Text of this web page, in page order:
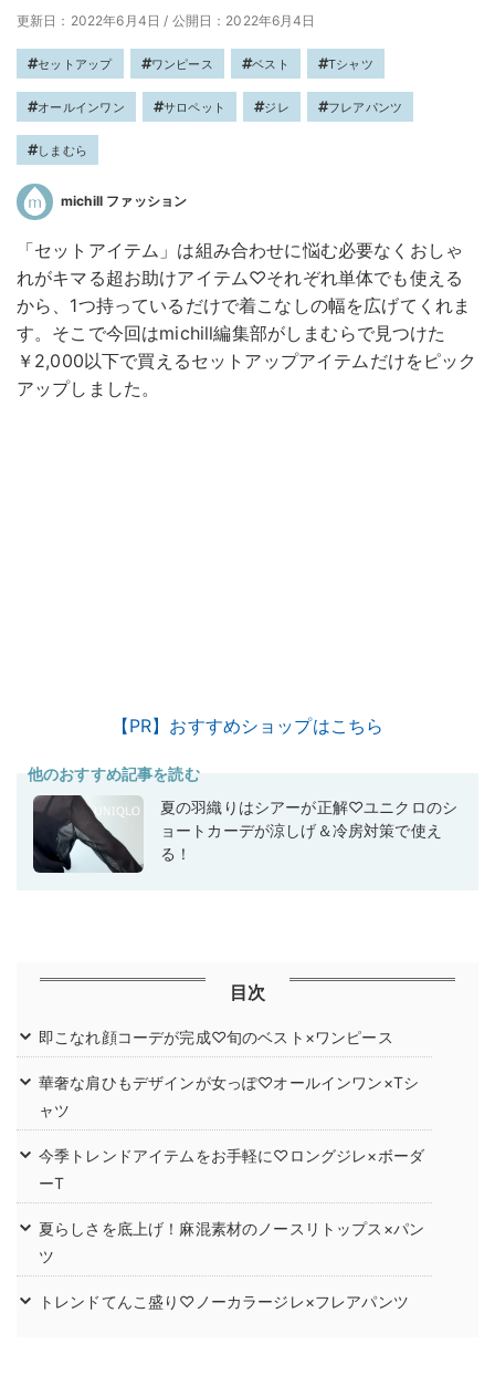
更新日：2022年6月4日 / 公開日：2022年6月4日
セットアップ ワンピース ベスト Tシャツ
オールインワン サロペット ジレ フレアパンツ
しまむら
michill ファッション
「セットアイテム」は組み合わせに悩む必要なくおしゃ
れがキマる超お助けアイテム♡それぞれ単体でも使える
から、1つ持っているだけで着こなしの幅を広げてくれま
す。そこで今回はmichill編集部がしまむらで見つけた
￥2,000以下で買えるセットアップアイテムだけをピック
アップしました。
【PR】おすすめショップはこちら
他のおすすめ記事を読む
夏の羽織りはシアーが正解♡ユニクロのシ
ョートカーデが涼しげ＆冷房対策で使え
る！
目次
即こなれ顔コーデが完成♡旬のベスト×ワンピース
華奢な肩ひもデザインが女っぽ♡オールインワン×Tシ
ャツ
今季トレンドアイテムをお手軽に♡ロングジレ×ボーダ
ーT
夏らしさを底上げ！麻混素材のノースリトップス×パン
ツ
トレンドてんこ盛り♡ノーカラージレ×フレアパンツ